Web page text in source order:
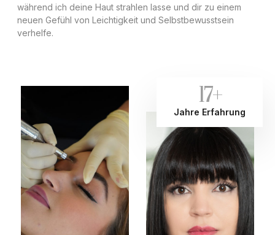
während ich deine Haut strahlen lasse und dir zu einem
neuen Gefühl von Leichtigkeit und Selbstbewusstsein
verhelfe.
Jahre Erfahrung
17+